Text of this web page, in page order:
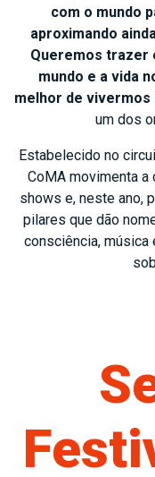
com o mundo
aproximando
Queremos trazer
mundo e a vida
melhor de vivermos
um dos
Estabelecido no
CoMA movimenta a
shows e, neste ano,
pilares que dão
consciência, música